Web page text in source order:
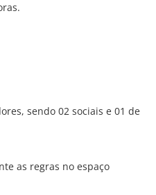
sendo 02 sociais e 01 de
as regras no espaço